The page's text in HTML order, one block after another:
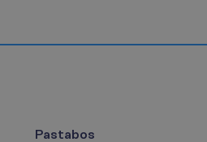
Pastabos